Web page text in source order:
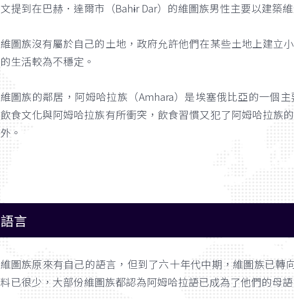
文提到在巴赫．達爾市（Bahɨr Dar）的維圖族男性主要以建築
維圖族沒有屬於自己的土地，政府允許他們在某些土地上建立
的生活較為不穩定。
維圖族的鄰居，阿姆哈拉族（Amhara）是埃塞俄比亞的一個
飲食文化與阿姆哈拉族有所衝突，飲食習慣又犯了阿姆哈拉族
外。
語言
維圖族原來有自己的語言，但到了六十年代中期，維圖族已轉
料已很少，大部份維圖族都認為阿姆哈拉語已成為了他們的母語